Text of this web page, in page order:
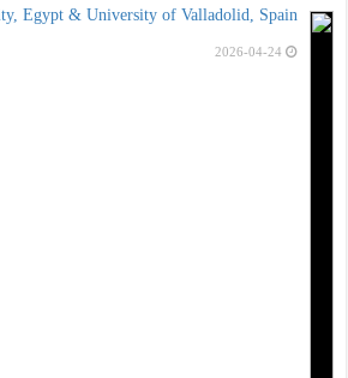
Egypt & University of Valladolid, Spain.
2026-04-24